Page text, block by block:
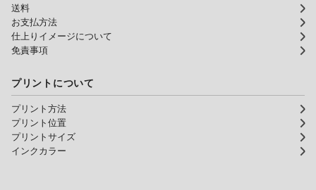
送料
お支払方法
仕上りイメージについて
免責事項
プリントについて
プリント方法
プリント位置
プリントサイズ
インクカラー